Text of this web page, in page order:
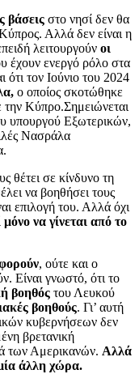
βάσεις στο νησί δεν θα
Αλλά δεν είναι η
λειτουργούν οι
έχουν ενεργό ρόλο στα
ότι τον Ιούνιο του 2024
ο οποίος σκοτώθηκε
την Κύπρο.Σημειώνεται
υπουργού Εξωτερικών,
Νασράλα
θέτει σε κίνδυνο τη
να βοηθήσει τους
επιλογή του. Αλλά όχι
να γίνεται από το
, ούτε και ο
Είναι γνωστό, ότι το
βοηθός του Λευκού
βοηθούς. Γι’ αυτή
κυβερνήσεων δεν
βρετανική
των Αμερικανών. Αλλά
άλλη χώρα.